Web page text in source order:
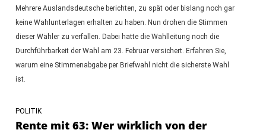
Mehrere Auslandsdeutsche berichten, zu spät oder bislang noch gar
keine Wahlunterlagen erhalten zu haben. Nun drohen die Stimmen
dieser Wähler zu verfallen. Dabei hatte die Wahlleitung noch die
Durchführbarkeit der Wahl am 23. Februar versichert. Erfahren Sie,
warum eine Stimmenabgabe per Briefwahl nicht die sicherste Wahl
ist.
POLITIK
Rente mit 63: Wer wirklich von der